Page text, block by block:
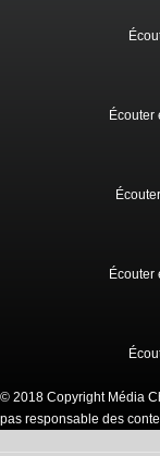
Écouter
Écouter
© 2018 Copyright Média
pas responsable des